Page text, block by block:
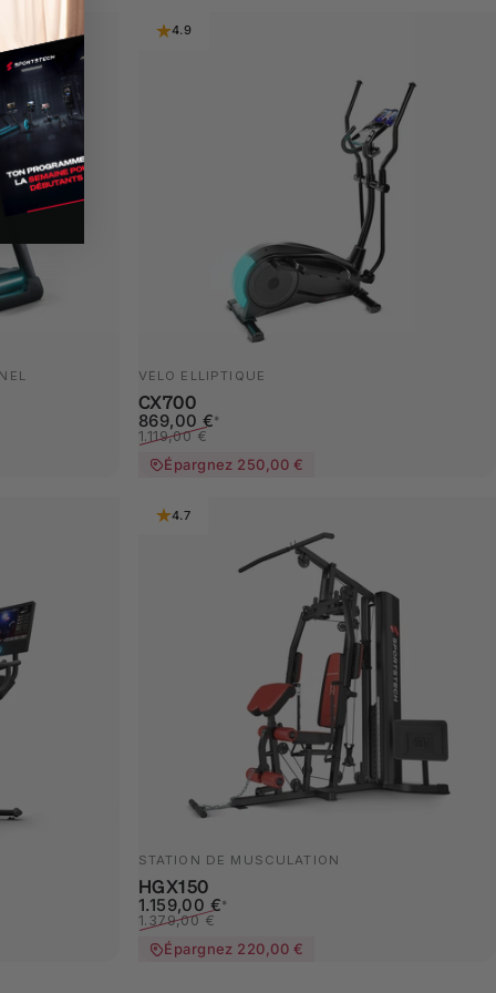
4.9
VÉLO ELLIPTIQUE
CX700
Prix promotionnel
869,00 €*
Prix habituel
1.119,00 €
Épargnez 250,00 €
4.7
STATION DE MUSCULATION
HGX150
Prix promotionnel
1.159,00 €*
Prix habituel
1.379,00 €
Épargnez 220,00 €